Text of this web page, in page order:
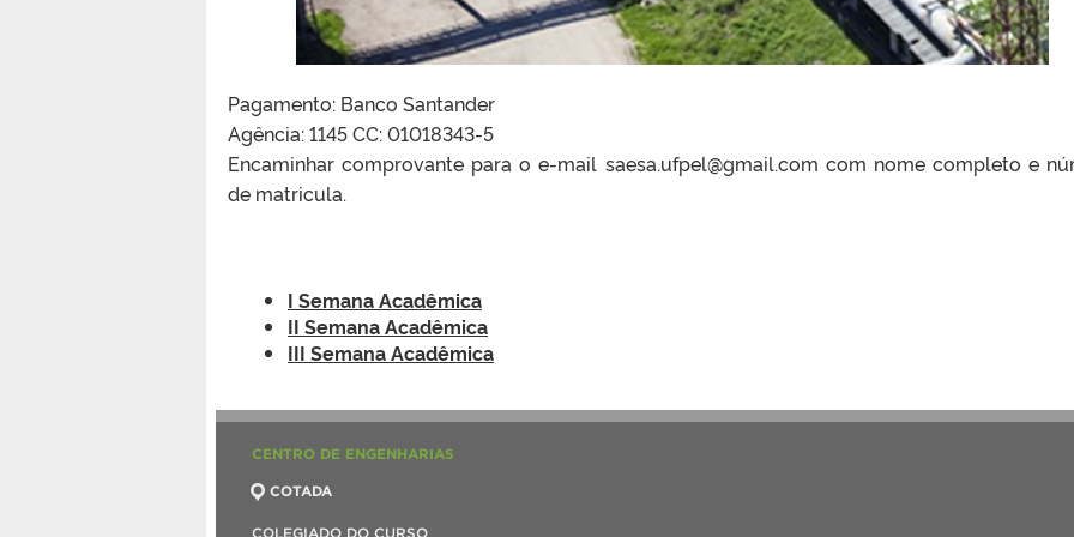
Pagamento: Banco Santander
Agência: 1145 CC: 01018343-5
Encaminhar comprovante para o e-mail saesa.ufpel@gmail.com com nome completo e
de matricula.
I Semana Acadêmica
II Semana Acadêmica
III Semana Acadêmica
CENTRO DE ENGENHARIAS
COTADA
COLEGIADO DO CURSO